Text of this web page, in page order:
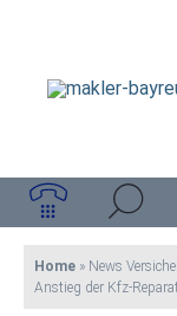
Home » News
Anstieg der Kfz-